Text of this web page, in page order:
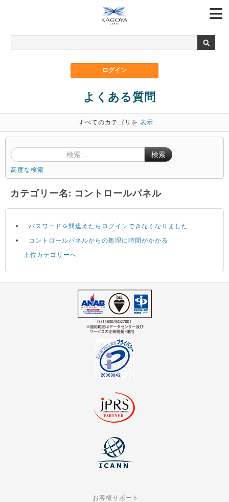
よくある質問
すべてのカテゴリを 表示
検索
高度な検索
カテゴリー名: コントロールパネル
パスワードを間違えたらログインできなくなりました
コントロールパネルからの処理に時間がかかる
上位カテゴリーへ
お客様サポート